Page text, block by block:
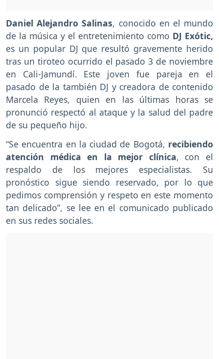
Daniel Alejandro Salinas, conocido en el mundo
de la música y el entretenimiento como DJ Exótic,
es un popular DJ que resultó gravemente herido
tras un tiroteo ocurrido el pasado 3 de noviembre
en Cali-Jamundí. Este joven fue pareja en el
pasado de la también DJ y creadora de contenido
Marcela Reyes, quien en las últimas horas se
pronunció respectó al ataque y la salud del padre
de su pequeño hijo.
“Se encuentra en la ciudad de Bogotá, recibiendo
atención médica en la mejor clínica, con el
respaldo de los mejores especialistas. Su
pronóstico sigue siendo reservado, por lo que
pedimos comprensión y respeto en este momento
tan delicado”, se lee en el comunicado publicado
en sus redes sociales.